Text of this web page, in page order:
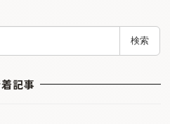
検索
記事